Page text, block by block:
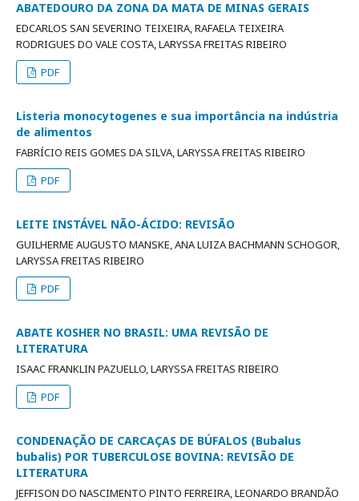
ABATEDOURO DA ZONA DA MATA DE MINAS GERAIS
EDCARLOS SAN SEVERINO TEIXEIRA, RAFAELA TEIXEIRA
RODRIGUES DO VALE COSTA, LARYSSA FREITAS RIBEIRO
PDF
Listeria monocytogenes e sua importância na indústria
de alimentos
FABRÍCIO REIS GOMES DA SILVA, LARYSSA FREITAS RIBEIRO
PDF
LEITE INSTÁVEL NÃO-ÁCIDO: REVISÃO
GUILHERME AUGUSTO MANSKE, ANA LUIZA BACHMANN SCHOGOR,
LARYSSA FREITAS RIBEIRO
PDF
ABATE KOSHER NO BRASIL: UMA REVISÃO DE
LITERATURA
ISAAC FRANKLIN PAZUELLO, LARYSSA FREITAS RIBEIRO
PDF
CONDENAÇÃO DE CARCAÇAS DE BÚFALOS (Bubalus
bubalis) POR TUBERCULOSE BOVINA: REVISÃO DE
LITERATURA
JEFFISON DO NASCIMENTO PINTO FERREIRA, LEONARDO BRANDÃO